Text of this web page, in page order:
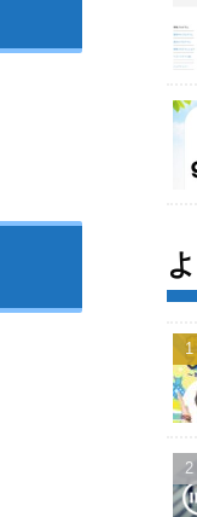
よ